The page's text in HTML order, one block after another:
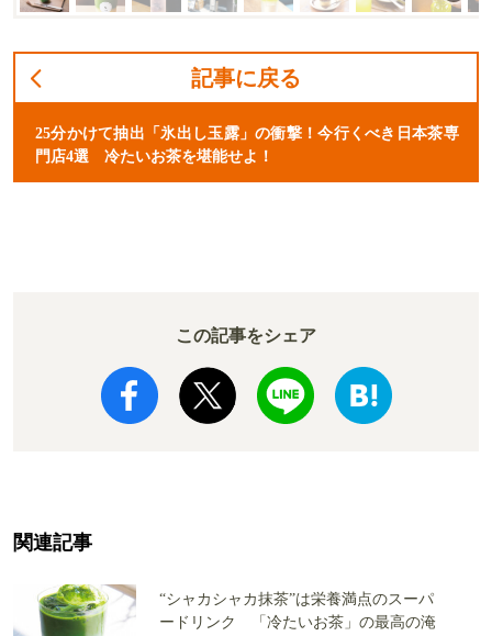
記事に戻る
25分かけて抽出「氷出し玉露」の衝撃！今行くべき日本茶専
門店4選 冷たいお茶を堪能せよ！
この記事をシェア
関連記事
“シャカシャカ抹茶”は栄養満点のスーパ
ードリンク 「冷たいお茶」の最高の淹